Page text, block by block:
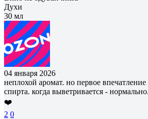
Духи
30 мл
04 января 2026
неплохой аромат. но первое
спирта. когда выветривается - нормально.
❤️
2 0